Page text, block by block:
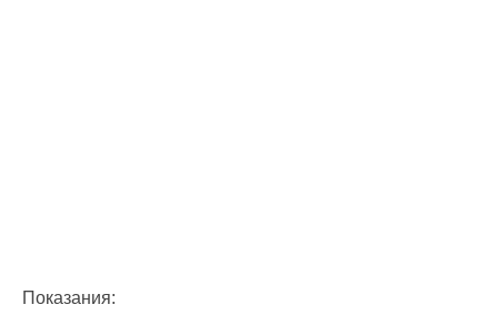
Показания: